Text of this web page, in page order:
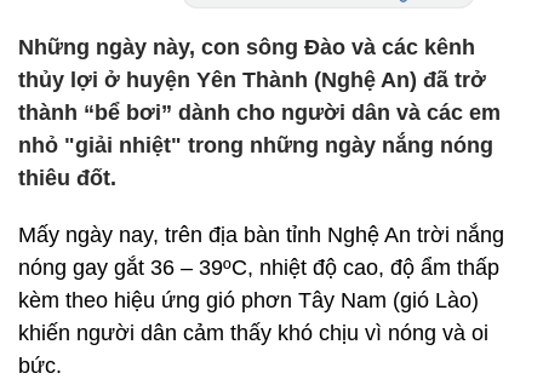
Những ngày này, con sông Đào và các kênh
thủy lợi ở huyện Yên Thành (Nghệ An) đã trở
thành “bể bơi” dành cho người dân và các em
nhỏ "giải nhiệt" trong những ngày nắng nóng
thiêu đốt.
Mấy ngày nay, trên địa bàn tỉnh Nghệ An trời nắng
nóng gay gắt 36 – 39ºC, nhiệt độ cao, độ ẩm thấp
kèm theo hiệu ứng gió phơn Tây Nam (gió Lào)
khiến người dân cảm thấy khó chịu vì nóng và oi
bức.